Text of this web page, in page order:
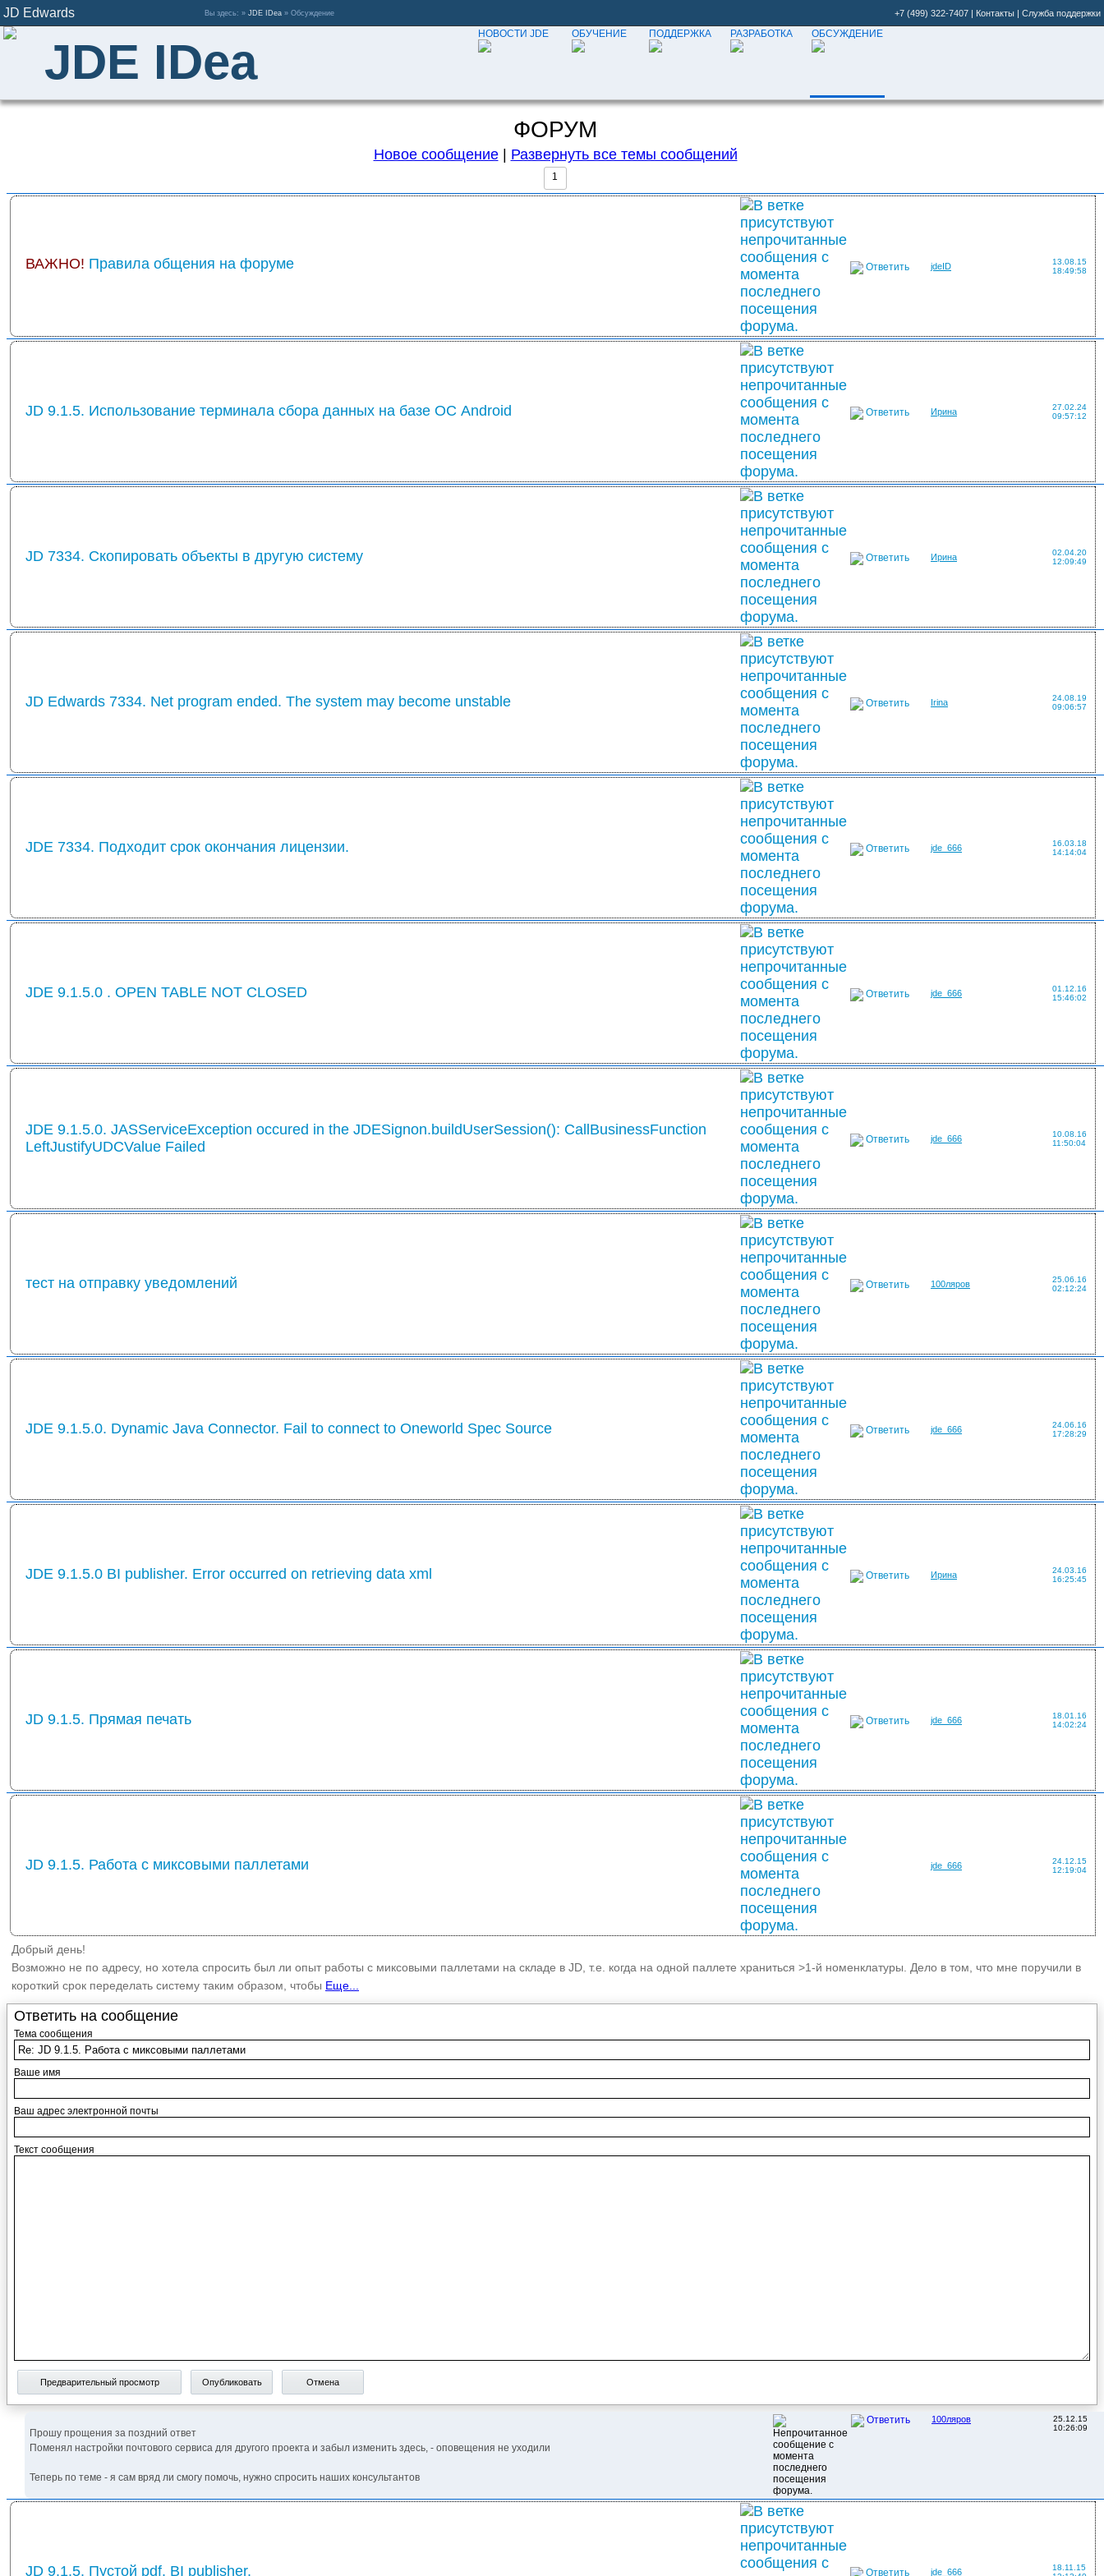
JD Edwards Вы здесь: » JDE IDea » Обсуждение +7 (499) 322-7407 | Контакты | Служба поддержки
JDE IDea
НОВОСТИ JDE ОБУЧЕНИЕ ПОДДЕРЖКА РАЗРАБОТКА ОБСУЖДЕНИЕ
ФОРУМ
Новое сообщение| Развернуть все темы сообщений
1
ВАЖНО! Правила общения на форуме Ответить jdeID
13.08.15
18:49:58
JD 9.1.5. Использование терминала сбора данных на базе ОС Android Ответить Ирина
27.02.24
09:57:12
JD 7334. Скопировать объекты в другую систему Ответить Ирина
02.04.20
12:09:49
JD Edwards 7334. Net program ended. The system may become unstable Ответить Irina
24.08.19
09:06:57
JDE 7334. Подходит срок окончания лицензии. Ответить jde_666
16.03.18
14:14:04
JDE 9.1.5.0 . OPEN TABLE NOT CLOSED Ответить jde_666
01.12.16
15:46:02
JDE 9.1.5.0. JASServiceException occured in the JDESignon.buildUserSession(): CallBusinessFunction
LeftJustifyUDCValue Failed
Ответить jde_666
10.08.16
11:50:04
тест на отправку уведомлений Ответить 100ляров
25.06.16
02:12:24
JDE 9.1.5.0. Dynamic Java Connector. Fail to connect to Oneworld Spec Source Ответить jde_666
24.06.16
17:28:29
JDE 9.1.5.0 BI publisher. Error occurred on retrieving data xml Ответить Ирина
24.03.16
16:25:45
JD 9.1.5. Прямая печать Ответить jde_666
18.01.16
14:02:24
JD 9.1.5. Работа с миксовыми паллетами jde_666
24.12.15
12:19:04
Добрый день!
Возможно не по адресу, но хотела спросить был ли опыт работы с миксовыми паллетами на складе в JD, т.е. когда на одной паллете храниться >1-й номенклатуры. Дело в том, что мне поручили в
короткий срок переделать систему таким образом, чтобы Еще...
Ответить на сообщение
Тема сообщения
Ваше имя
Ваш адрес электронной почты
Текст сообщения
Предварительный просмотр Опубликовать Отмена
Прошу прощения за поздний ответ
Поменял настройки почтового сервиса для другого проекта и забыл изменить здесь, - оповещения не уходили
Теперь по теме - я сам вряд ли смогу помочь, нужно спросить наших консультантов
Ответить 100ляров
25.12.15
10:26:09
JD 9.1.5. Пустой pdf. BI publisher. Ответить jde_666
18.11.15